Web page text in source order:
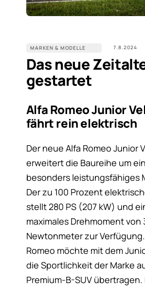
MARKEN & MODELLE 7.8.2024
Das neue
gestartet
Alfa Romeo Junior
fährt rein elektrisch
Der neue Alfa Romeo Junior
erweitert die Baureihe um ein
besonders leistungsfähiges
Der zu 100 Prozent
stellt 280 PS (207 kW) und
maximales Drehmoment von
Newtonmeter zur
Romeo möchte mit dem
die Sportlichkeit der Marke
Premium-B-SUV übertragen.